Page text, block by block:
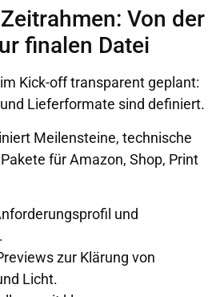
Von der
finalen Datei
Kick-off transparent geplant:
Lieferformate sind definiert.
Meilensteine, technische
für Amazon, Shop, Print
und
zur Klärung von
Licht.